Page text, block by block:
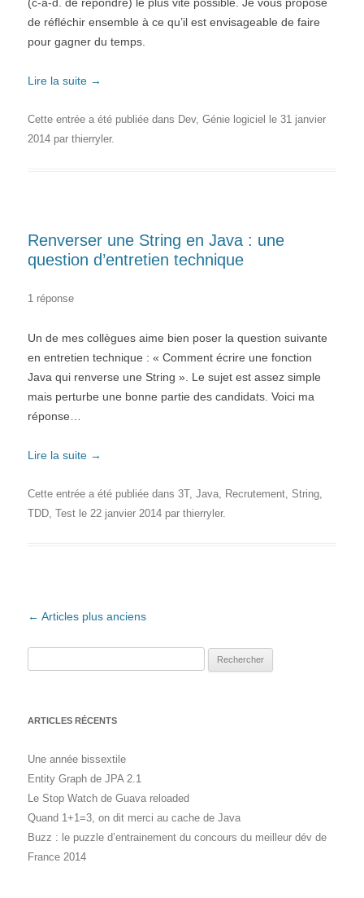
de réfléchir ensemble à ce qu’il est envisageable de faire
pour gagner du temps.
Lire la suite →
Cette entrée a été publiée dans Dev, Génie logiciel le 31 janvier
2014 par thierryler.
Renverser une String en Java : une
question d’entretien technique
1 réponse
Un de mes collègues aime bien poser la question suivante
en entretien technique : « Comment écrire une fonction
Java qui renverse une String ». Le sujet est assez simple
mais perturbe une bonne partie des candidats. Voici ma
réponse…
Lire la suite →
Cette entrée a été publiée dans 3T, Java, Recrutement, String,
TDD, Test le 22 janvier 2014 par thierryler.
Navigation des articles
← Articles plus anciens
ARTICLES RÉCENTS
Une année bissextile
Entity Graph de JPA 2.1
Le Stop Watch de Guava reloaded
Quand 1+1=3, on dit merci au cache de Java
Buzz : le puzzle d’entrainement du concours du meilleur dév de
France 2014